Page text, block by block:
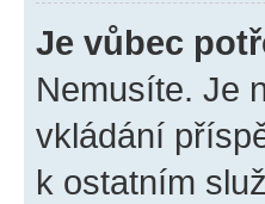
Je vůbec
Nemusíte. Je
vkládání
k ostatním